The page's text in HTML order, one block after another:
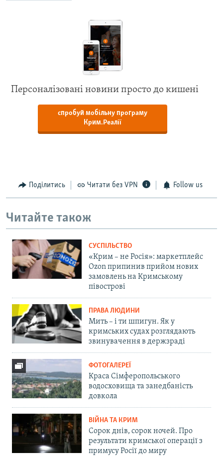
Персоналізовані новини просто до кишені
спробуй мобільну програму
Крим.Реалії
Поділитись Читати без VPN Follow us
Читайте також
СУСПІЛЬСТВО
«Крим – не Росія»: маркетплейс
Ozon припинив прийом нових
замовлень на Кримському
півострові
ПРАВА ЛЮДИНИ
Мить – і ти шпигун. Як у
кримських судах розглядають
звинувачення в держзраді
ФОТОГАЛЕРЕЇ
Краса Сімферопольського
водосховища та занедбаність
довкола
ВІЙНА ТА КРИМ
Сорок днів, сорок ночей. Про
результати кримської операції з
примусу Росії до миру